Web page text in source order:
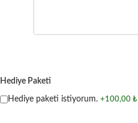
Hediye Paketi
Hediye paketi istiyorum. +100,00 ₺